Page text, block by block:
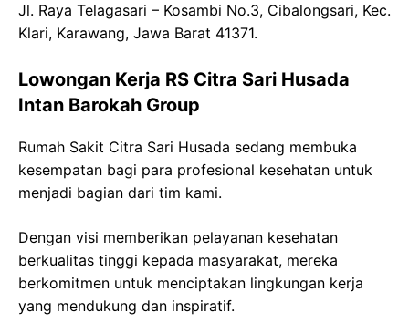
Jl. Raya Telagasari – Kosambi No.3, Cibalongsari, Kec.
Klari, Karawang, Jawa Barat 41371.
Lowongan Kerja RS Citra Sari Husada
Intan Barokah Group
Rumah Sakit Citra Sari Husada sedang membuka
kesempatan bagi para profesional kesehatan untuk
menjadi bagian dari tim kami.
Dengan visi memberikan pelayanan kesehatan
berkualitas tinggi kepada masyarakat, mereka
berkomitmen untuk menciptakan lingkungan kerja
yang mendukung dan inspiratif.